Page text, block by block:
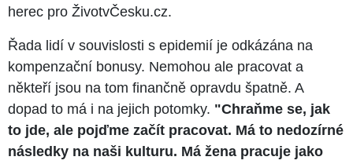
herec pro ŽivotvČesku.cz.
Řada lidí v souvislosti s epidemií je odkázána na
kompenzační bonusy. Nemohou ale pracovat a
někteří jsou na tom finančně opravdu špatně. A
dopad to má i na jejich potomky. "Chraňme se, jak
to jde, ale pojďme začít pracovat. Má to nedozírné
následky na naši kulturu. Má žena pracuje jako